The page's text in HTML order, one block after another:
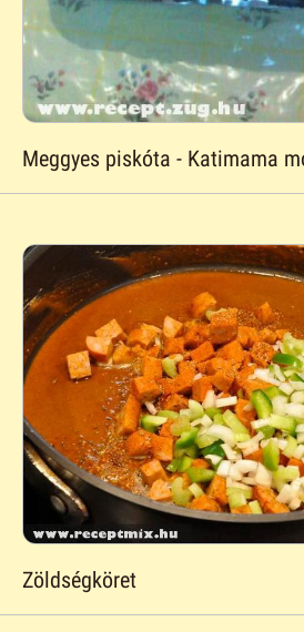
Meggyes piskóta - Katimama
Zöldségköret